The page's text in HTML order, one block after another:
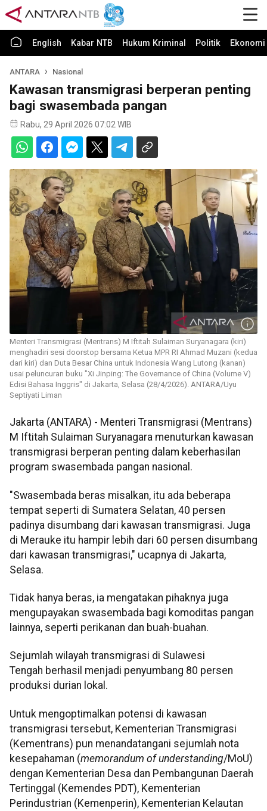
English Kabar NTB Hukum Kriminal Politik
ANTARA Nasional
Kawasan transmigrasi berperan penting
bagi swasembada pangan
Rabu, 29 April 2026 07:02 WIB
Menteri Transmigrasi (Mentrans) M Iftitah Sulaiman Suryanagara (kiri)
menghadiri sesi doorstop bersama Ketua MPR RI Ahmad Muzani (kedua
dari kiri) dan Duta Besar China untuk Indonesia Wang Lutong (kanan)
usai peluncuran buku "Xi Jinping: The Governance of China (Volume V)
Edisi Bahasa Inggris" di Jakarta, Selasa (28/4/2026). ANTARA/Uyu
Septiyati Liman
Jakarta (ANTARA) - Menteri Transmigrasi (Mentrans)
M Iftitah Sulaiman Suryanagara menuturkan kawasan
transmigrasi berperan penting dalam keberhasilan
program swasembada pangan nasional.
"Swasembada beras misalkan, itu ada beberapa
tempat seperti di Sumatera Selatan, 40 persen
padinya disumbang dari kawasan transmigrasi. Juga
di Merauke itu hampir lebih dari 60 persen disumbang
dari kawasan transmigrasi," ucapnya di Jakarta,
Selasa.
Tidak hanya beras, ia mengatakan pihaknya juga
mengupayakan swasembada bagi komoditas pangan
lainnya, seperti perikanan dan buah-buahan.
Sejumlah wilayah transmigrasi di Sulawesi
Tengah berhasil menjadi penyumbang 80 persen
produksi durian lokal.
Untuk mengoptimalkan potensi di kawasan
transmigrasi tersebut, Kementerian Transmigrasi
(Kementrans) pun menandatangani sejumlah nota
kesepahaman (memorandum of understanding/MoU)
dengan Kementerian Desa dan Pembangunan Daerah
Tertinggal (Kemendes PDT), Kementerian
Perindustrian (Kemenperin), Kementerian Kelautan